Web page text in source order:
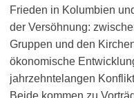
Frieden in Kolumbien
der Versöhnung:
Gruppen und den
ökonomische
jahrzehntelangen
Beide kommen zu